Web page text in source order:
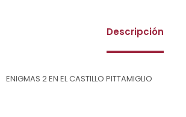
Descripción
ENIGMAS 2 EN EL CASTILLO PITTAMIGLIO